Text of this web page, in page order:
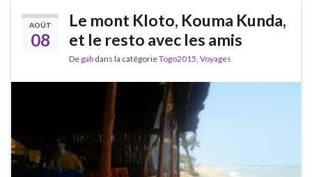
AOÛT
08
Le mont Kloto, Kouma Kunda,
et le resto avec les amis
De gab dans la catégorieTogo2015, Voyages